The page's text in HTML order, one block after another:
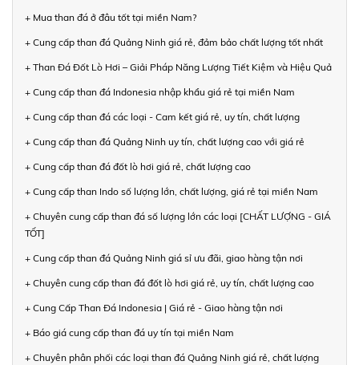
+ Mua than đá ở đâu tốt tại miền Nam?
+ Cung cấp than đá Quảng Ninh giá rẻ, đảm bảo chất lượng tốt nhất
+ Than Đá Đốt Lò Hơi – Giải Pháp Năng Lượng Tiết Kiệm và Hiệu Quả
+ Cung cấp than đá Indonesia nhập khẩu giá rẻ tại miền Nam
+ Cung cấp than đá các loại - Cam kết giá rẻ, uy tín, chất lượng
+ Cung cấp than đá Quảng Ninh uy tín, chất lượng cao với giá rẻ
+ Cung cấp than đá đốt lò hơi giá rẻ, chất lượng cao
+ Cung cấp than Indo số lượng lớn, chất lượng, giá rẻ tại miền Nam
+ Chuyên cung cấp than đá số lượng lớn các loại [CHẤT LƯỢNG - GIÁ
TỐT]
+ Cung cấp than đá Quảng Ninh giá sỉ ưu đãi, giao hàng tận nơi
+ Chuyên cung cấp than đá đốt lò hơi giá rẻ, uy tín, chất lượng cao
+ Cung Cấp Than Đá Indonesia | Giá rẻ - Giao hàng tận nơi
+ Báo giá cung cấp than đá uy tín tại miền Nam
+ Chuyên phân phối các loại than đá Quảng Ninh giá rẻ, chất lượng